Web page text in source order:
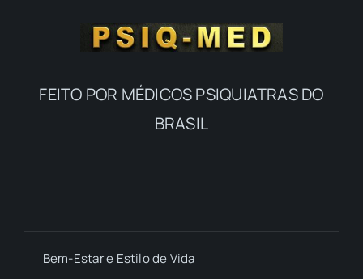
FEITO POR MÉDICOS PSIQUIATRAS DO
BRASIL
Bem-Estar e Estilo de Vida